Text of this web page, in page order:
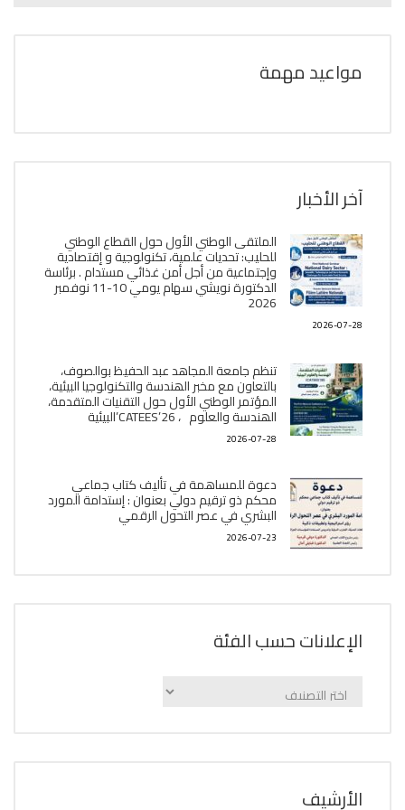
مواعيد مهمة
آخر الأخبار
الملتقى الوطني الأول حول القطاع الوطني
للحليب: تحديات علمية، تكنولوجية و إقتصادية
وإجتماعية من أجل أمن غذائي مستدام . برئاسة
الدكتورة نويشي سهام يومي 10-11 نوفمبر
2026
2026-07-28
تنظم جامعة المجاهد عبد الحفيظ بوالصوف،
بالتعاون مع مخبر الھندسة والتكنولوجيا البیئیة،
المؤتمر الوطني الأول حول التقنيات المتقدمة،
الھندسة والعلوم ، CATEES’26’البیئية
2026-07-28
دعوة للمساهمة في تأليف كتاب جماعي
محكم ذو ترقيم دولي بعنوان : إستدامة المورد
البشري في عصر التحول الرقمي
2026-07-23
الإعلانات حسب الفئة
الإعلانات
اﻷرشيف